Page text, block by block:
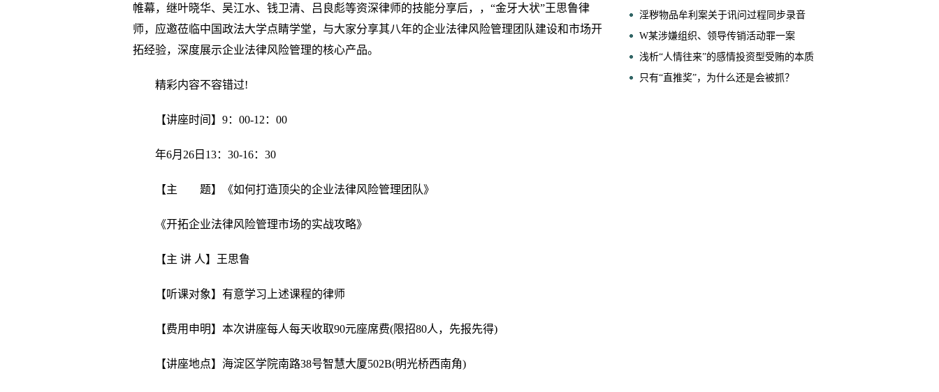
帷幕，继叶晓华、吴江水、钱卫清、吕良彪等资深律师的技能分享后，，“金牙大状”王思鲁律
师，应邀莅临中国政法大学点睛学堂，与大家分享其八年的企业法律风险管理团队建设和市场开
拓经验，深度展示企业法律风险管理的核心产品。
精彩内容不容错过!
【讲座时间】9：00-12：00
年6月26日13：30-16：30
【主 题】《如何打造顶尖的企业法律风险管理团队》
《开拓企业法律风险管理市场的实战攻略》
【主 讲 人】王思鲁
【听课对象】有意学习上述课程的律师
【费用申明】本次讲座每人每天收取90元座席费(限招80人，先报先得)
【讲座地点】海淀区学院南路38号智慧大厦502B(明光桥西南角)
在办理中）
淫秽物品牟利案关于讯问过程同步录音
录像相关问答
W某涉嫌组织、领导传销活动罪一案
（正在办理中）
浅析“人情往来”的感情投资型受贿的本质
与入罪逻辑
只有“直推奖”，为什么还是会被抓？